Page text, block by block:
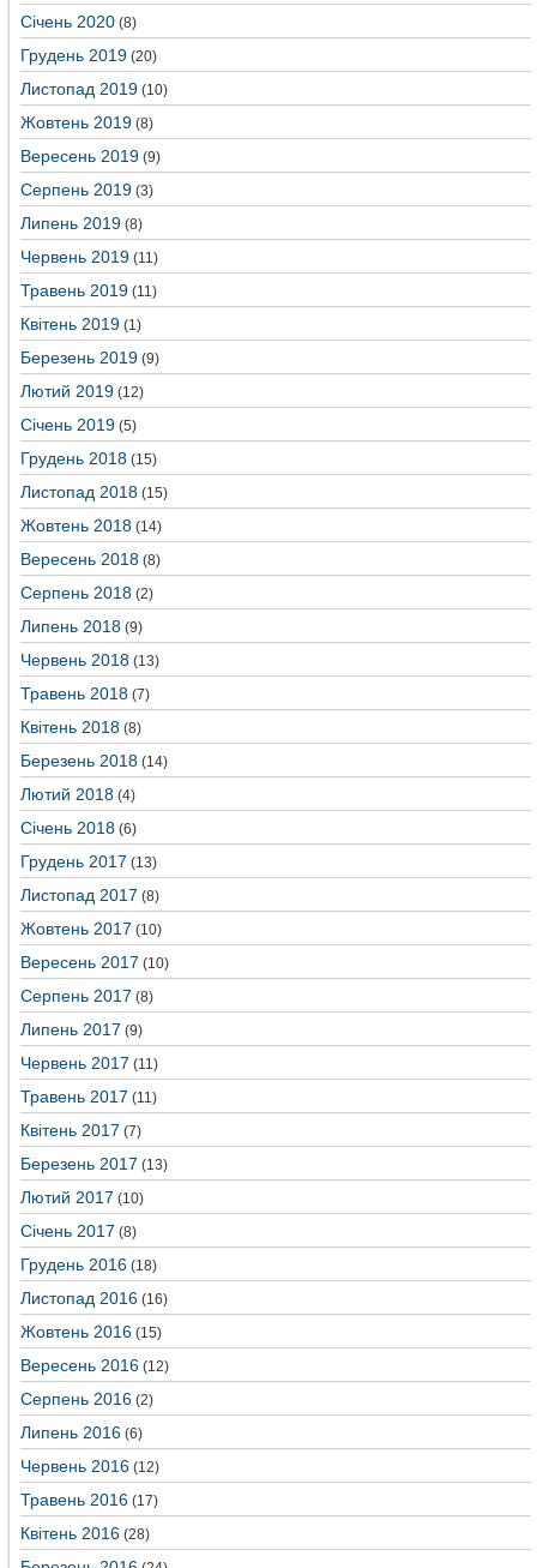
Січень 2020 (8)
Грудень 2019 (20)
Листопад 2019 (10)
Жовтень 2019 (8)
Вересень 2019 (9)
Серпень 2019 (3)
Липень 2019 (8)
Червень 2019 (11)
Травень 2019 (11)
Квітень 2019 (1)
Березень 2019 (9)
Лютий 2019 (12)
Січень 2019 (5)
Грудень 2018 (15)
Листопад 2018 (15)
Жовтень 2018 (14)
Вересень 2018 (8)
Серпень 2018 (2)
Липень 2018 (9)
Червень 2018 (13)
Травень 2018 (7)
Квітень 2018 (8)
Березень 2018 (14)
Лютий 2018 (4)
Січень 2018 (6)
Грудень 2017 (13)
Листопад 2017 (8)
Жовтень 2017 (10)
Вересень 2017 (10)
Серпень 2017 (8)
Липень 2017 (9)
Червень 2017 (11)
Травень 2017 (11)
Квітень 2017 (7)
Березень 2017 (13)
Лютий 2017 (10)
Січень 2017 (8)
Грудень 2016 (18)
Листопад 2016 (16)
Жовтень 2016 (15)
Вересень 2016 (12)
Серпень 2016 (2)
Липень 2016 (6)
Червень 2016 (12)
Травень 2016 (17)
Квітень 2016 (28)